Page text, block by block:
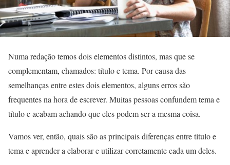
Numa redação temos dois elementos distintos, mas que se
complementam, chamados: título e tema. Por causa das
semelhanças entre estes dois elementos, alguns erros são
frequentes na hora de escrever. Muitas pessoas confundem tema e
título e acabam achando que eles podem ser a mesma coisa.
Vamos ver, então, quais são as principais diferenças entre título e
tema e aprender a elaborar e utilizar corretamente cada um deles.